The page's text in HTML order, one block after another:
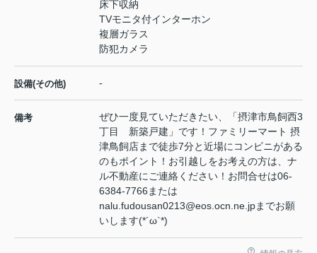
床下収納
TVモニタ付インターホン
複層ガラス
防犯カメラ
設備(その他) -
備考
ぜひ一度見ていただきたい、「摂津市鳥飼西3
丁目 新築戸建」です！ファミリーマート 摂
津鳥飼店まで徒歩7分と近場にコンビニがある
のもポイント！お引越しをお考えの方は、ナ
ル不動産にご連絡ください！お問合せは06-
6384-7766または
nalu.fudousan0213@eos.ocn.ne.jpまでお願
いします(*´ω`*)